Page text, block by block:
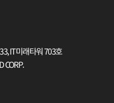
IT미래타워 703호
CORP.